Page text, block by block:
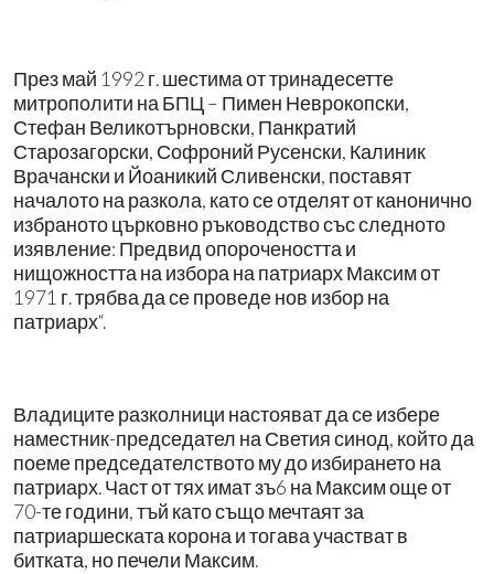
През май 1992 г. шестима от тринадесетте
митрополити на БПЦ – Пимен Неврокопски,
Стефан Великотърновски, Панкратий
Старозагорски, Софроний Русенски, Калиник
Врачански и Йоаникий Сливенски, поставят
началото на разкола, като се отделят от канонично
избраното църковно ръководство със следното
изявление: Предвид опорочеността и
нищожността на избора на патриарх Максим от
1971 г. трябва да се проведе нов избор на
патриарх“.
Владиците разколници настояват да се избере
наместник-председател на Светия синод, който да
поеме председателството му до избирането на
патриарх. Част от тях имат зъ6 на Максим още от
70-те години, тъй като също мечтаят за
патриаршеската корона и тогава участват в
битката, но печели Максим.